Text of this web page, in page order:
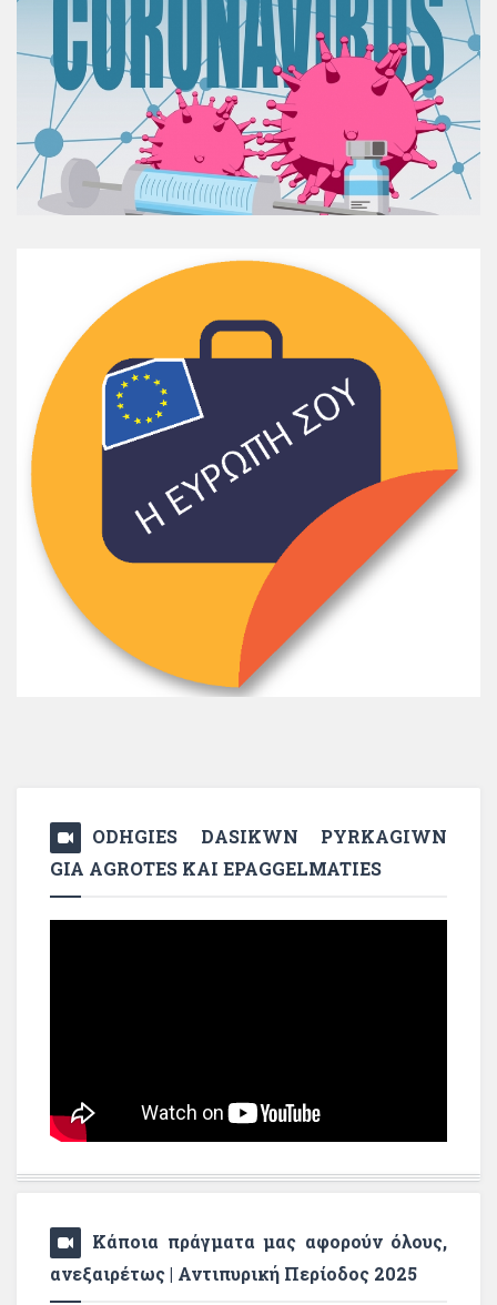
ODHGIES DASIKWN PYRKAGIWN
GIA AGROTES KAI EPAGGELMATIES
Κάποια πράγματα μας αφορούν όλους,
ανεξαιρέτως | Αντιπυρική Περίοδος 2025